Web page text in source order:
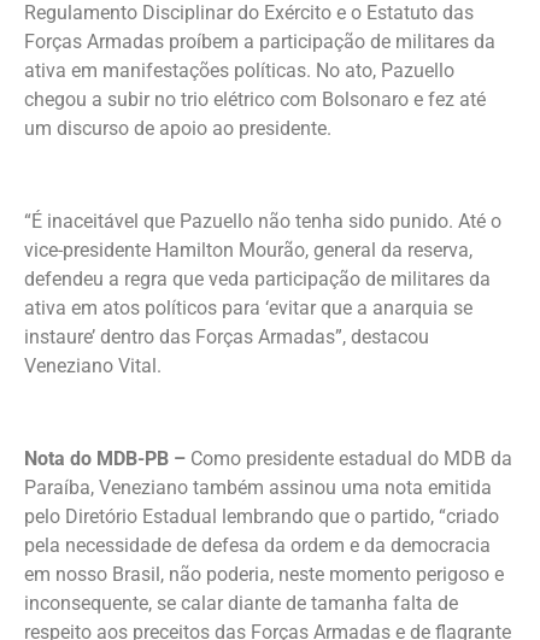
Regulamento Disciplinar do Exército e o Estatuto das
Forças Armadas proíbem a participação de militares da
ativa em manifestações políticas. No ato, Pazuello
chegou a subir no trio elétrico com Bolsonaro e fez até
um discurso de apoio ao presidente.
“É inaceitável que Pazuello não tenha sido punido. Até o
vice-presidente Hamilton Mourão, general da reserva,
defendeu a regra que veda participação de militares da
ativa em atos políticos para ‘evitar que a anarquia se
instaure’ dentro das Forças Armadas”, destacou
Veneziano Vital.
Nota do MDB-PB – Como presidente estadual do MDB da
Paraíba, Veneziano também assinou uma nota emitida
pelo Diretório Estadual lembrando que o partido, “criado
pela necessidade de defesa da ordem e da democracia
em nosso Brasil, não poderia, neste momento perigoso e
inconsequente, se calar diante de tamanha falta de
respeito aos preceitos das Forças Armadas e de flagrante